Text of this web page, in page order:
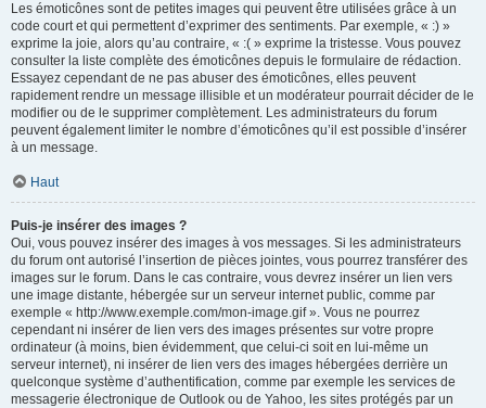
Les émoticônes sont de petites images qui peuvent être utilisées grâce à un
code court et qui permettent d’exprimer des sentiments. Par exemple, « :) »
exprime la joie, alors qu’au contraire, « :( » exprime la tristesse. Vous pouvez
consulter la liste complète des émoticônes depuis le formulaire de rédaction.
Essayez cependant de ne pas abuser des émoticônes, elles peuvent
rapidement rendre un message illisible et un modérateur pourrait décider de le
modifier ou de le supprimer complètement. Les administrateurs du forum
peuvent également limiter le nombre d’émoticônes qu’il est possible d’insérer
à un message.
Haut
Puis-je insérer des images ?
Oui, vous pouvez insérer des images à vos messages. Si les administrateurs
du forum ont autorisé l’insertion de pièces jointes, vous pourrez transférer des
images sur le forum. Dans le cas contraire, vous devrez insérer un lien vers
une image distante, hébergée sur un serveur internet public, comme par
exemple « http://www.exemple.com/mon-image.gif ». Vous ne pourrez
cependant ni insérer de lien vers des images présentes sur votre propre
ordinateur (à moins, bien évidemment, que celui-ci soit en lui-même un
serveur internet), ni insérer de lien vers des images hébergées derrière un
quelconque système d’authentification, comme par exemple les services de
messagerie électronique de Outlook ou de Yahoo, les sites protégés par un